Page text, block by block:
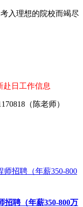
入理想的院校而竭尽
赴日工作信息
（陈老师）
聘（年薪350-800万